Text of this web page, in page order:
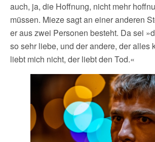
auch, ja, die Hoffnung, nicht mehr
müssen. Mieze sagt an einer anderen
er aus zwei Personen besteht. Da sei
so sehr liebe, und der andere, der alles
liebt mich nicht, der liebt den Tod.«